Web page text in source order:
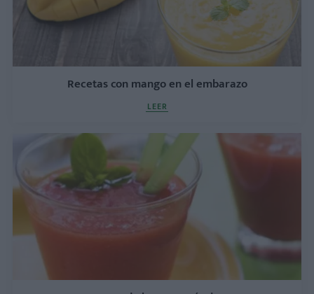
Recetas con mango en el embarazo
LEER